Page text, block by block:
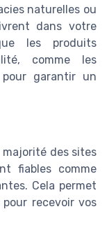
naturelles ou
dans votre
les produits
comme les
garantir un
majorité des sites
fiables comme
Cela permet
recevoir vos